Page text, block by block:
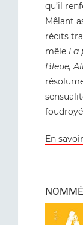
qu’il
Mêlant
récits
mêle La
Bleue,
En